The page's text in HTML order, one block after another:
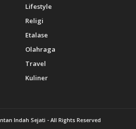
Lifestyle
Religi
Etalase
Olahraga
Travel
Kuliner
Indah Sejati - All Rights Reserved